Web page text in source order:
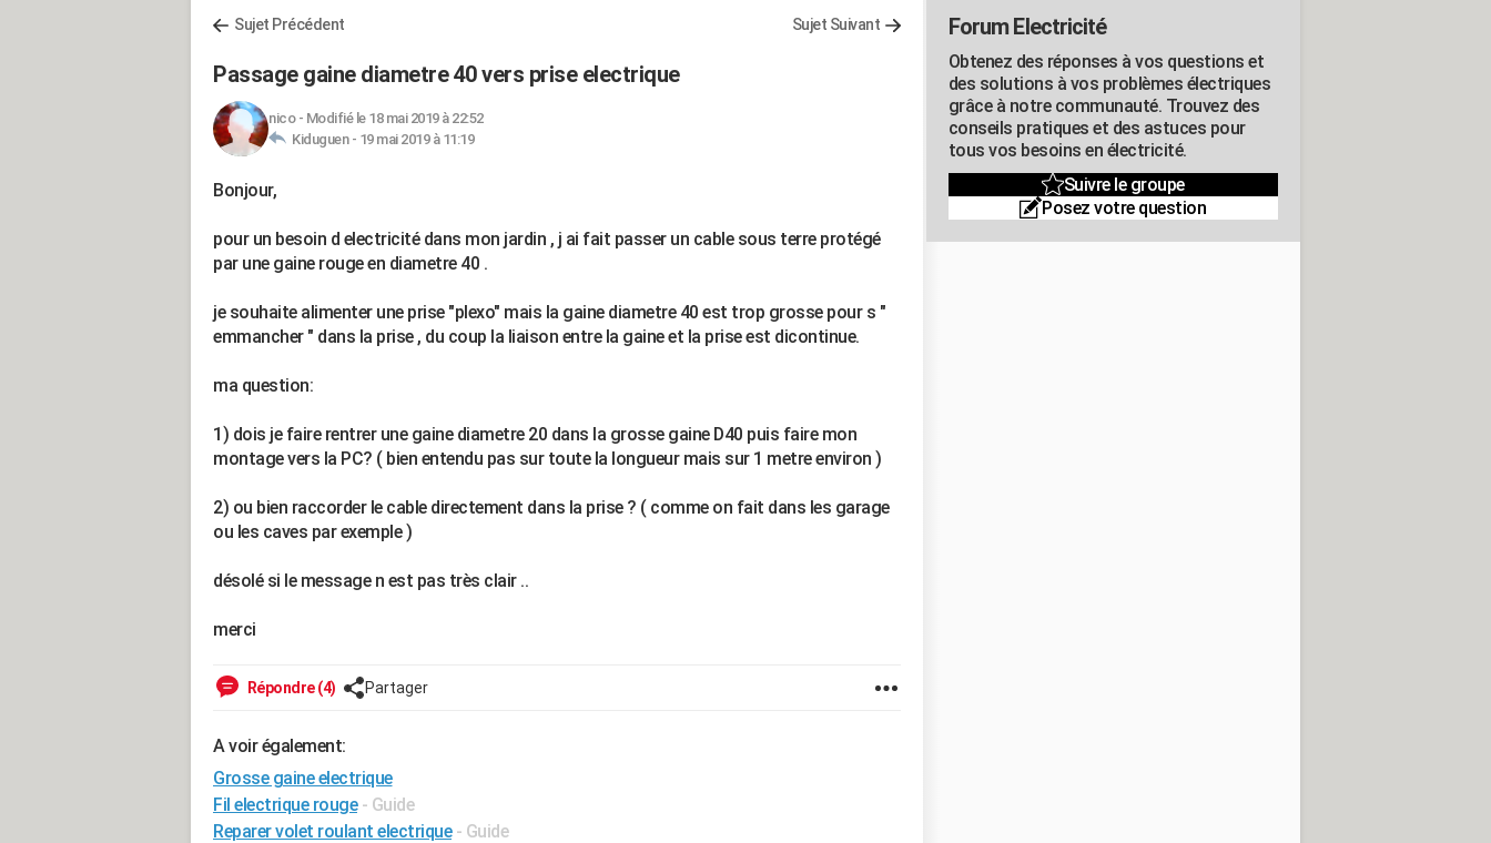
Sujet Précédent Sujet Suivant
Passage gaine diametre 40 vers prise electrique
nico- Modifié le 18 mai 2019 à 22:52
Kiduguen - 19 mai 2019 à 11:19
Bonjour,
pour un besoin d electricité dans mon jardin , j ai fait passer un cable sous terre protégé
par une gaine rouge en diametre 40 .
je souhaite alimenter une prise "plexo" mais la gaine diametre 40 est trop grosse pour s "
emmancher " dans la prise , du coup la liaison entre la gaine et la prise est dicontinue.
ma question:
1) dois je faire rentrer une gaine diametre 20 dans la grosse gaine D40 puis faire mon
montage vers la PC? ( bien entendu pas sur toute la longueur mais sur 1 metre environ )
2) ou bien raccorder le cable directement dans la prise ? ( comme on fait dans les garage
ou les caves par exemple )
désolé si le message n est pas très clair ..
merci
Répondre (4) Partager
A voir également:
Grosse gaine electrique
Fil electrique rouge - Guide
Reparer volet roulant electrique - Guide
Forum Electricité
Obtenez des réponses à vos questions et
des solutions à vos problèmes électriques
grâce à notre communauté. Trouvez des
conseils pratiques et des astuces pour
tous vos besoins en électricité.
Suivre le groupe
Posez votre question